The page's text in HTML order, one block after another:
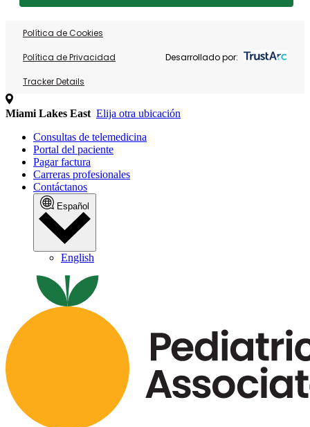
Política de Cookies
Política de Privacidad
Tracker Details
Desarrollado por:
Miami Lakes East Elija otra ubicación
Consultas de telemedicina
Portal del paciente
Pagar factura
Carreras profesionales
Contáctanos
Español
English